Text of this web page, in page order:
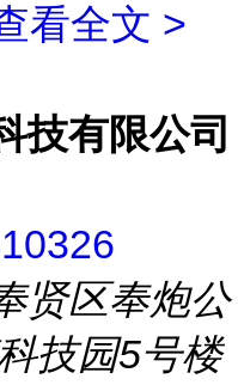
看全文 >
技有限公司
贤区奉炮公
技园5号楼